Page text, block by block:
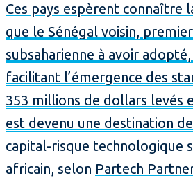
Ces pays espèrent connaître
que le Sénégal voisin,
subsaharienne à avoir
facilitant l’émergence des
353 millions de dollars levés
est devenu une destination
capital-risque technologique
africain, selon Partech